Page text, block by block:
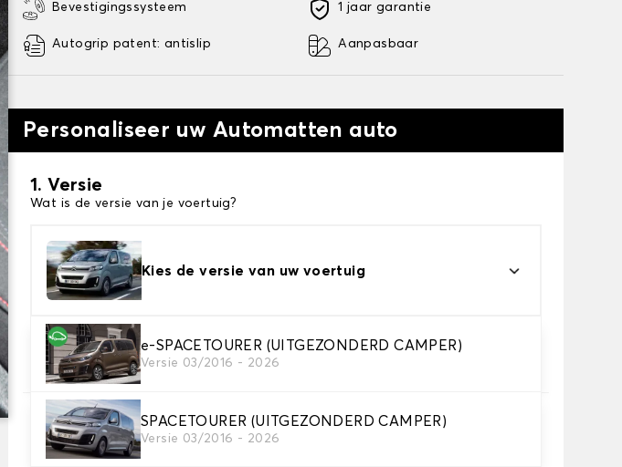
Bevestigingssysteem
Autogrip patent: antislip
1 jaar garantie
Aanpasbaar
Personaliseer uw Automatten auto
1. Versie
Wat is de versie van je voertuig?
Kies de versie van uw voertuig
e-SPACETOURER (UITGEZONDERD CAMPER)
Versie 03/2016 - 2026
SPACETOURER (UITGEZONDERD CAMPER)
Versie 03/2016 - 2026
2. Materiaal
Kies het materiaal van uw automatten
3. Aantal matten
Selecteer het aantal automatten dat je nodig hebt.